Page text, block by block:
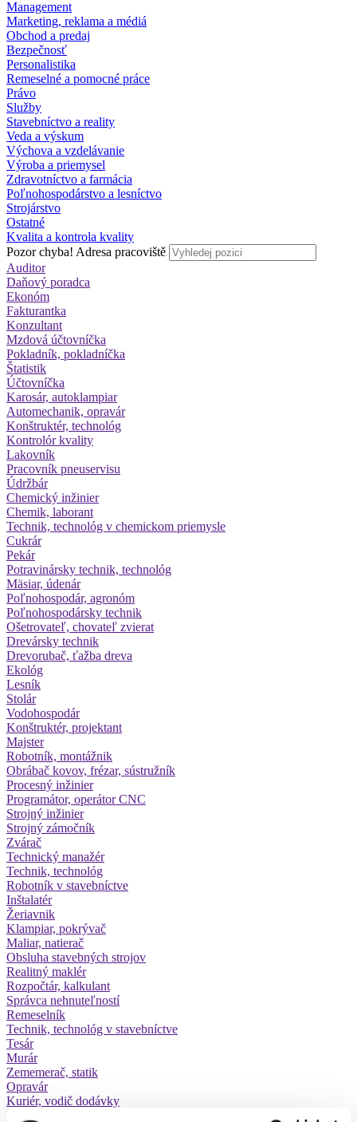
Management
Marketing, reklama a médiá
Obchod a predaj
Bezpečnosť
Personalistika
Remeselné a pomocné práce
Právo
Služby
Stavebníctvo a reality
Veda a výskum
Výchova a vzdelávanie
Výroba a priemysel
Zdravotníctvo a farmácia
Poľnohospodárstvo a lesníctvo
Strojárstvo
Ostatné
Kvalita a kontrola kvality
Pozor chyba! Adresa pracoviště
Auditor
Daňový poradca
Ekonóm
Fakturantka
Konzultant
Mzdová účtovníčka
Pokladník, pokladníčka
Štatistik
Účtovníčka
Karosár, autoklampiar
Automechanik, opravár
Konštruktér, technológ
Kontrolór kvality
Lakovník
Pracovník pneuservisu
Údržbár
Chemický inžinier
Chemik, laborant
Technik, technológ v chemickom priemysle
Cukrár
Pekár
Potravinársky technik, technológ
Mäsiar, údenár
Poľnohospodár, agronóm
Poľnohospodársky technik
Ošetrovateľ, chovateľ zvierat
Drevársky technik
Drevorubač, ťažba dreva
Ekológ
Lesník
Stolár
Vodohospodár
Konštruktér, projektant
Majster
Robotník, montážnik
Obrábač kovov, frézar, sústružník
Procesný inžinier
Programátor, operátor CNC
Strojný inžinier
Strojný zámočník
Zvárač
Technický manažér
Technik, technológ
Robotník v stavebníctve
Inštalatér
Žeriavnik
Klampiar, pokrývač
Maliar, natierač
Obsluha stavebných strojov
Realitný maklér
Rozpočtár, kalkulant
Správca nehnuteľností
Remeselník
Technik, technológ v stavebníctve
Tesár
Murár
Zememerač, statik
Opravár
Kuriér, vodič dodávky
Letuška, stevard